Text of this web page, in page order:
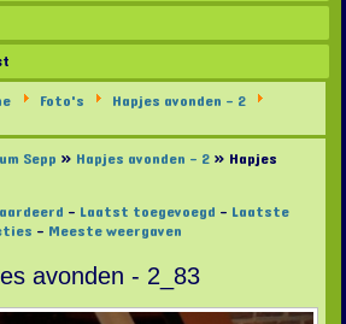
Foto's Hapjes avonden - 2
Sepp » Hapjes avonden - 2» Hapjes
- Laatst toegevoegd - Laatste
- Meeste weergaven
avonden - 2_83